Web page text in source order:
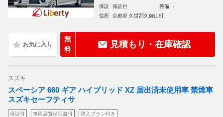
保証
保証付 整備
-
住所
京都府 久世郡久御山町
無
料
見積もり・在庫確認
スズキ
スペーシア 660 ギア ハイブリッド XZ 届出済未使用車 禁煙車
スズキセーフティサ
保証付 車両品質保証書付 購入プラン付き